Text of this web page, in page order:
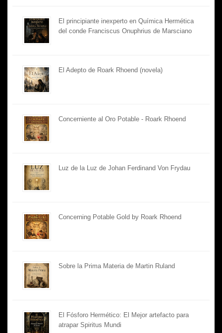
El principiante inexperto en Química Hermética
del conde Franciscus Onuphrius de Marsciano
El Adepto de Roark Rhoend (novela)
Concerniente al Oro Potable - Roark Rhoend
Luz de la Luz de Johan Ferdinand Von Frydau
Concerning Potable Gold by Roark Rhoend
Sobre la Prima Materia de Martin Ruland
El Fósforo Hermético: El Mejor artefacto para
atrapar Spiritus Mundi